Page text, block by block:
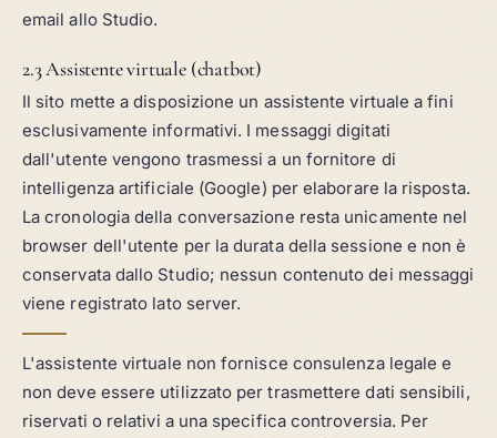
email allo Studio.
2.3 Assistente virtuale (chatbot)
Il sito mette a disposizione un assistente virtuale a fini
esclusivamente informativi. I messaggi digitati
dall'utente vengono trasmessi a un fornitore di
intelligenza artificiale (Google) per elaborare la risposta.
La cronologia della conversazione resta unicamente nel
browser dell'utente per la durata della sessione e non è
conservata dallo Studio; nessun contenuto dei messaggi
viene registrato lato server.
L'assistente virtuale non fornisce consulenza legale e
non deve essere utilizzato per trasmettere dati sensibili,
riservati o relativi a una specifica controversia. Per